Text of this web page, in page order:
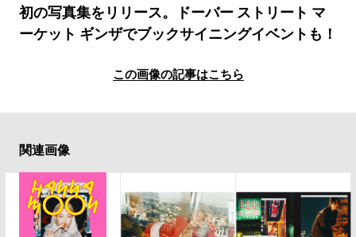
#SPORTS #HANDSOME HANDBOOK
初の写真集をリリース。ドーバー ストリート マ
ーケット ギンザでブックサイニングイベントも！
この画像の記事はこちら
関連画像